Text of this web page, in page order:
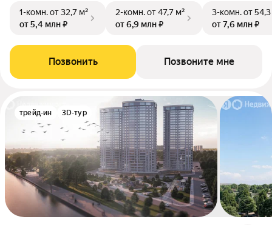
1-комн.от 32,7 м²
от 5,4 млн ₽
2-комн.от 47,7 м²
от 6,9 млн ₽
3-комн.от
от 7,6 млн ₽
Позвонить Позвоните мне
трейд-ин 3D-тур